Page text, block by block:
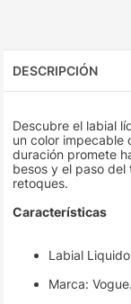
DESCRIPCIÓN
Descubre el labial
un color impecable
duración promete
besos y el paso
retoques.
Características
Labial
Marca: Vogue.